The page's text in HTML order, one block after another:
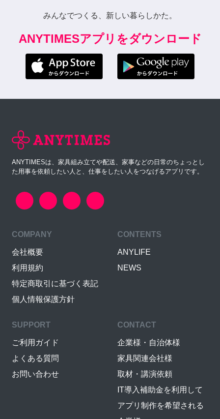
みんなでつくる、新しい暮らしかた。
ANYTIMESアプリをダウンロード
ANYTIMESは、家具組み立てや配送、家事などの日常のちょっとし
た用事を依頼したい人と、仕事をしたい人をつなげるアプリです。
COMPANY
会社概要
利用規約
特定商取引に基づく表記
個人情報保護方針
CONTENTS
ANYLIFE
NEWS
SUPPORT
ご利用ガイド
よくある質問
お問い合わせ
CONTACT
企業様・自治体様
家具関連会社様
取材・講演依頼
IT導入補助金を利用して
アプリ制作を希望される